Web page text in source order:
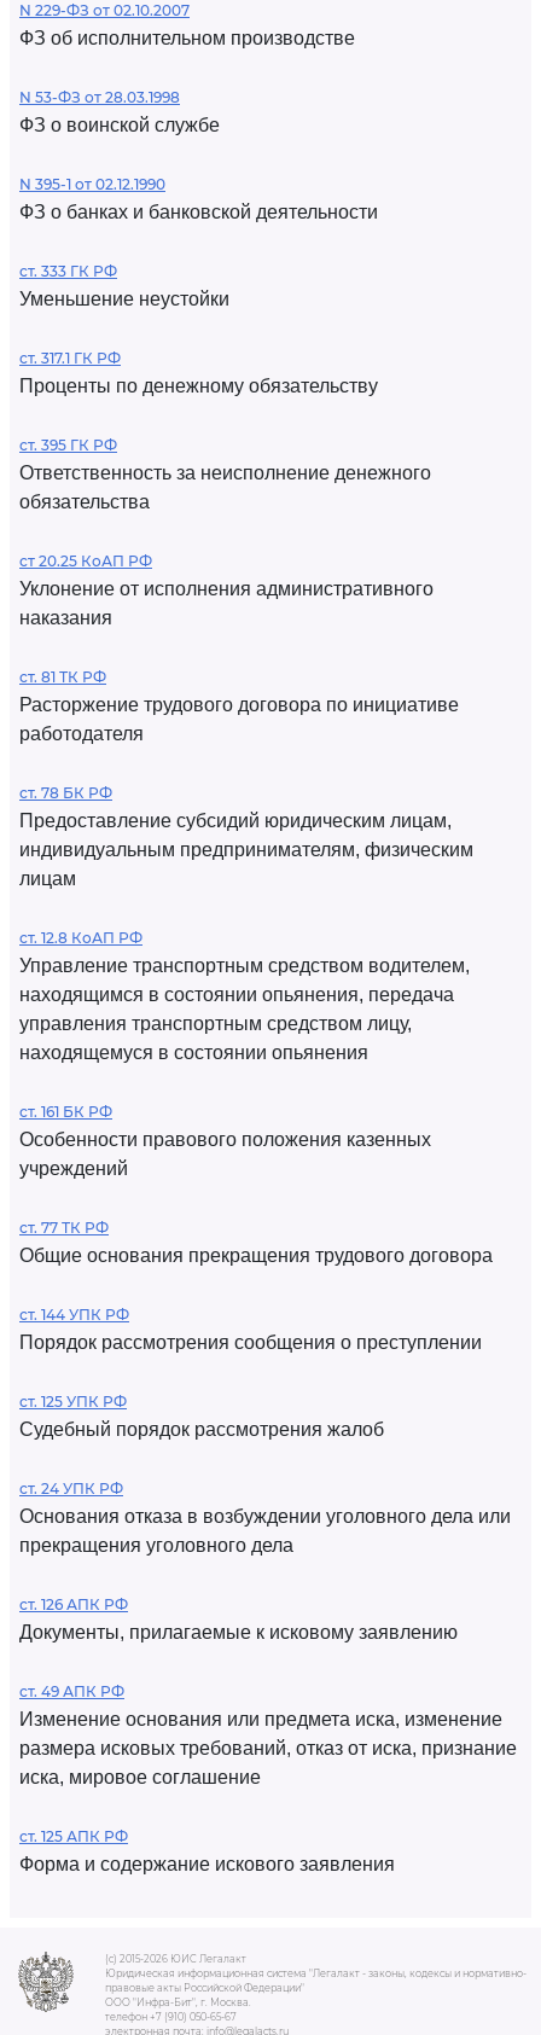
N 229-ФЗ от 02.10.2007
ФЗ об исполнительном производстве
N 53-ФЗ от 28.03.1998
ФЗ о воинской службе
N 395-1 от 02.12.1990
ФЗ о банках и банковской деятельности
ст. 333 ГК РФ
Уменьшение неустойки
ст. 317.1 ГК РФ
Проценты по денежному обязательству
ст. 395 ГК РФ
Ответственность за неисполнение денежного
обязательства
ст 20.25 КоАП РФ
Уклонение от исполнения административного
наказания
ст. 81 ТК РФ
Расторжение трудового договора по инициативе
работодателя
ст. 78 БК РФ
Предоставление субсидий юридическим лицам,
индивидуальным предпринимателям, физическим
лицам
ст. 12.8 КоАП РФ
Управление транспортным средством водителем,
находящимся в состоянии опьянения, передача
управления транспортным средством лицу,
находящемуся в состоянии опьянения
ст. 161 БК РФ
Особенности правового положения казенных
учреждений
ст. 77 ТК РФ
Общие основания прекращения трудового договора
ст. 144 УПК РФ
Порядок рассмотрения сообщения о преступлении
ст. 125 УПК РФ
Судебный порядок рассмотрения жалоб
ст. 24 УПК РФ
Основания отказа в возбуждении уголовного дела или
прекращения уголовного дела
ст. 126 АПК РФ
Документы, прилагаемые к исковому заявлению
ст. 49 АПК РФ
Изменение основания или предмета иска, изменение
размера исковых требований, отказ от иска, признание
иска, мировое соглашение
ст. 125 АПК РФ
Форма и содержание искового заявления
(c) 2015-2026 ЮИС Легалакт
Юридическая информационная система "Легалакт - законы, кодексы и нормативно-
правовые акты Российской Федерации"
ООО "Инфра-Бит", г. Москва.
телефон +7 (910) 050-65-67
электронная почта: info@legalacts.ru